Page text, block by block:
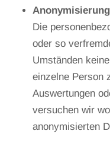
Anonymisierung
Die
oder so
Umständen
einzelne Person
Auswertungen
versuchen wir
anonymisierten